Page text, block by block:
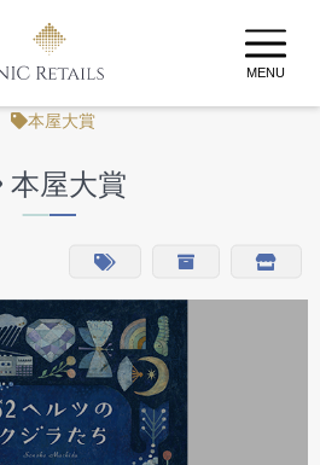
MENU
本屋大賞
本屋大賞